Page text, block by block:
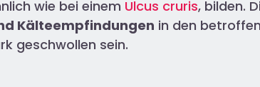
wie bei einem Ulcus cruris, bilden.
Kälteempfindungen in den
geschwollen sein.